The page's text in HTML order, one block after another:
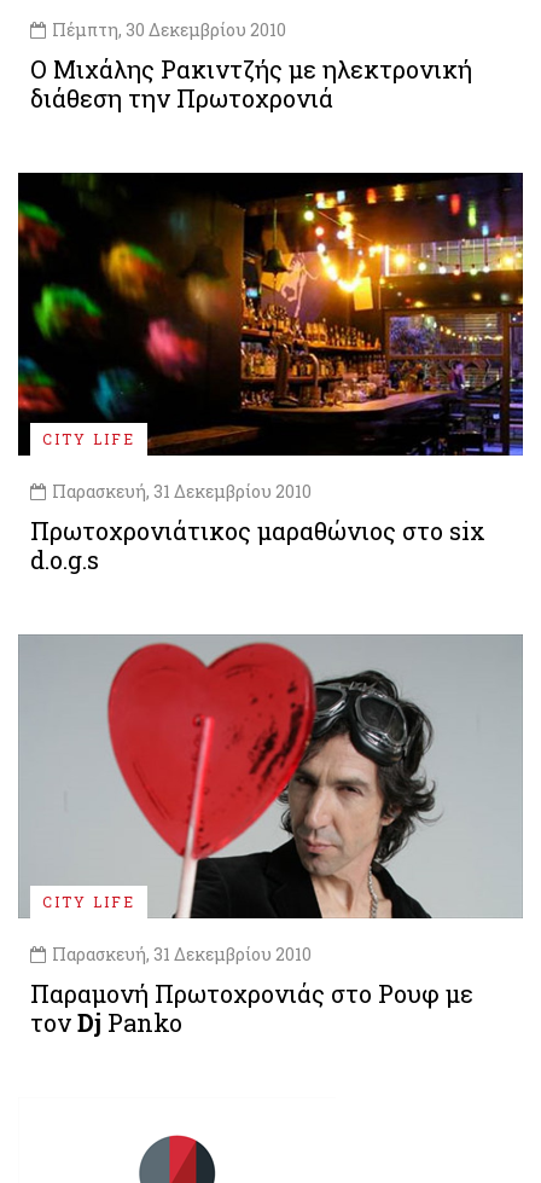
Πέμπτη, 30 Δεκεμβρίου 2010
Ο Μιχάλης Ρακιντζής με ηλεκτρονική
διάθεση την Πρωτοχρονιά
CITY LIFE
Παρασκευή, 31 Δεκεμβρίου 2010
Πρωτοχρονιάτικος μαραθώνιος στο six
d.o.g.s
CITY LIFE
Παρασκευή, 31 Δεκεμβρίου 2010
Παραμονή Πρωτοχρονιάς στο Ρουφ με
τονDj Panko